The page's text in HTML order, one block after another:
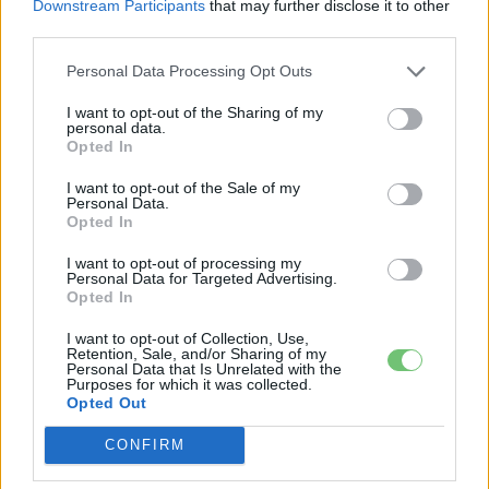
Downstream Participants that may further disclose it to other
Personal Data Processing Opt Outs
I want to opt-out of the Sharing of my
personal data.
Opted In
I want to opt-out of the Sale of my
Personal Data.
Opted In
I want to opt-out of processing my
Personal Data for Targeted Advertising.
Opted In
I want to opt-out of Collection, Use,
Retention, Sale, and/or Sharing of my
Personal Data that Is Unrelated with the
Purposes for which it was collected.
Opted Out
CONFIRM
Nemrég mutatták be a különlegesen hosszú e-buszokhoz
fejlesztettBZRT alvázat
is, amely akár 28 méteres
ugyanolyan hajtásrendszerrel, mint az új távolsági busz. Ez
világosan mutatja, hogy a Volvo egységes technológiai
teljes spektrumát: a városi közlekedéstől a
távolsági
járatokig.
Kövesd az e-cars.hu-t a Facebookon is, további
tartalmakért!